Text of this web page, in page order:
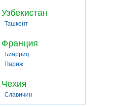
Узбекистан
Ташкент
Франция
Биарриц
Париж
Чехия
Славичин